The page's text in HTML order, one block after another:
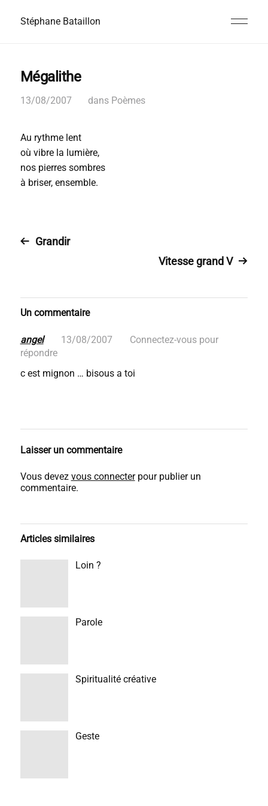
Stéphane Bataillon
Mégalithe
13/08/2007 dans Poèmes
Au rythme lent
où vibre la lumière,
nos pierres sombres
à briser, ensemble.
Grandir
Vitesse grand V
Un commentaire
angel 13/08/2007
Connectez-vous pour
répondre
c est mignon … bisous a toi
Laisser un commentaire
Vous devez vous connecterpour publier un
commentaire.
Articles similaires
Loin ?
Parole
Spiritualité créative
Geste